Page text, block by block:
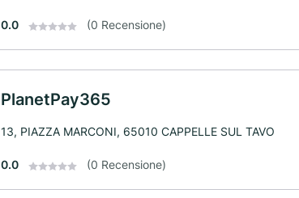
0.0 (0 Recensione)
PlanetPay365
13, PIAZZA MARCONI, 65010 CAPPELLE SUL TAVO
0.0 (0 Recensione)